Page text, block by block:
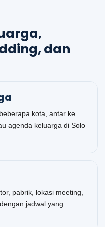
dan
kota, antar ke
agenda keluarga di Solo
pabrik, lokasi meeting,
jadwal yang